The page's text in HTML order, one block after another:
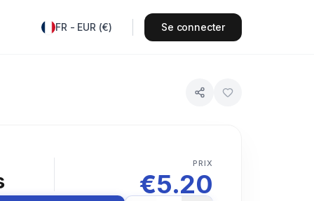
FR - EUR (€) Se connecter
PRIX
€5.20